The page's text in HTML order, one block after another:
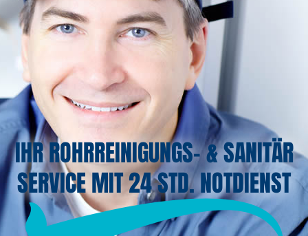
IHR ROHRREINIGUNGS- & SANITÄR
SERVICE MIT 24 STD. NOTDIENST